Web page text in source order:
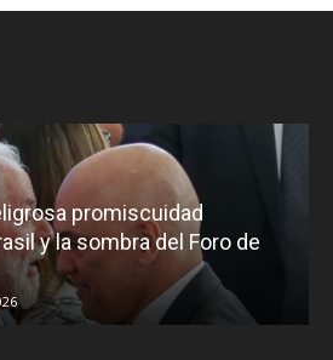
promiscuidad
y la sombra del Foro de